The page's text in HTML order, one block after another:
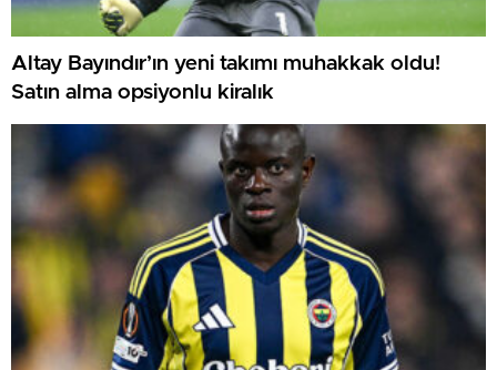
Altay Bayındır’ın yeni takımı muhakkak oldu!
Satın alma opsiyonlu kiralık